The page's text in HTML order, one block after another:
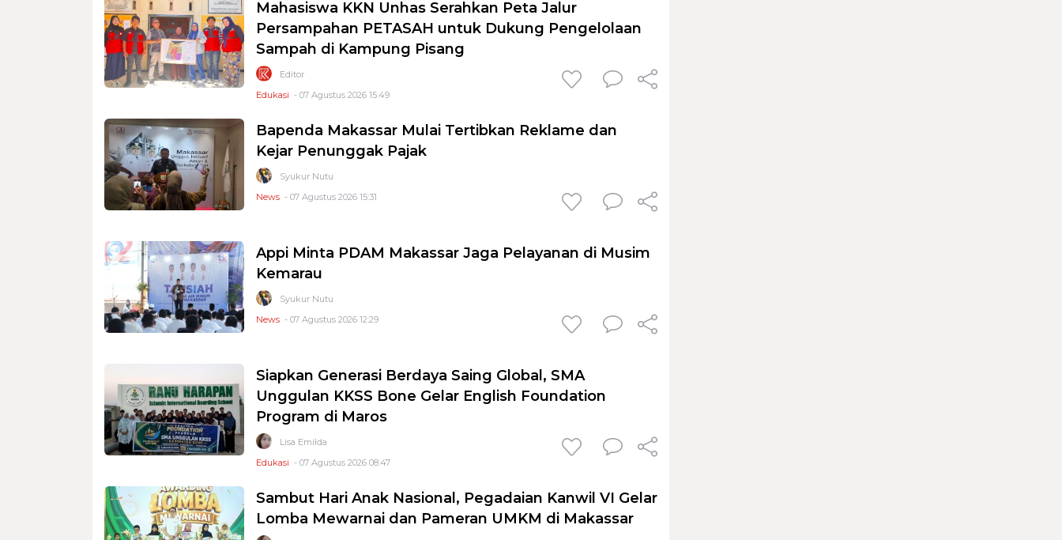
Mahasiswa KKN Unhas Serahkan Peta Jalur
Persampahan PETASAH untuk Dukung Pengelolaan
Sampah di Kampung Pisang
Editor
Edukasi - 07 Agustus 2026 15:49
Bapenda Makassar Mulai Tertibkan Reklame dan
Kejar Penunggak Pajak
Syukur Nutu
News - 07 Agustus 2026 15:31
Appi Minta PDAM Makassar Jaga Pelayanan di Musim
Kemarau
Syukur Nutu
News - 07 Agustus 2026 12:29
Siapkan Generasi Berdaya Saing Global, SMA
Unggulan KKSS Bone Gelar English Foundation
Program di Maros
Lisa Emilda
Edukasi - 07 Agustus 2026 08:47
Sambut Hari Anak Nasional, Pegadaian Kanwil VI Gelar
Lomba Mewarnai dan Pameran UMKM di Makassar